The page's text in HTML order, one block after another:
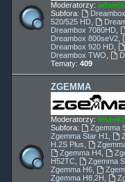
Moderatorzy:
Subfora:
520/525 HD
Dreambox 7080HD
Dreambox 800seV2
Dreambox 920 HD
Dreambox TWO
Tematy: 409
ZGEMMA
Moderatorzy:
Subfora:
Zgemma
Zgemma Star H1
H.2S Plus
Zgemma H4,
H52TC
Zgemma
Zgemma H6
Zgemma H8.2H